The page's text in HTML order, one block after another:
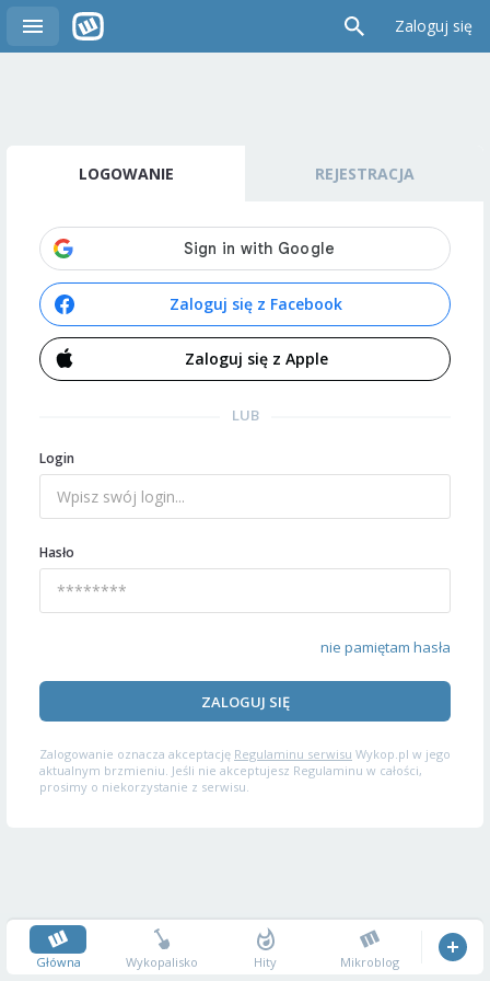
Zaloguj się
LOGOWANIE REJESTRACJA
Zaloguj się z Facebook
Zaloguj się z Apple
LUB
Login
Hasło
nie pamiętam hasła
ZALOGUJ SIĘ
Zalogowanie oznacza akceptację Regulaminu serwisu Wykop.pl w jego
aktualnym brzmieniu. Jeśli nie akceptujesz Regulaminu w całości,
prosimy o niekorzystanie z serwisu.
Główna Wykopalisko Hity Mikroblog